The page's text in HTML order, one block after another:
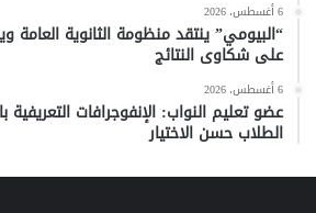
6 أغسطس، 2026
“البيومي” ينتقد منظومة الثانوية العامة
على شكاوى النتائج
6 أغسطس، 2026
عضو تعليم النواب: الإنفوجرافات
الطلاب حسن الاختيار